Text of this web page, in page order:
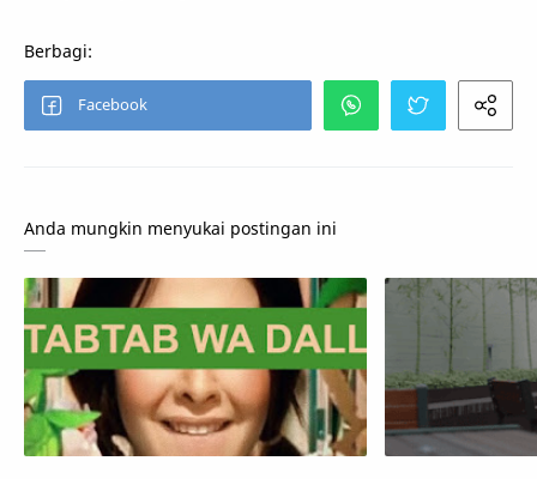
Anda mungkin menyukai postingan ini